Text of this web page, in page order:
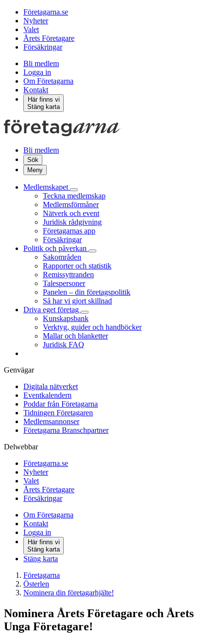
Företagarna.se
Nyheter
Valet
Årets Företagare
Försäkringar
Bli medlem
Logga in
Om Företagarna
Kontakt
Här finns vi
Stäng karta
Bli medlem
Sök
Meny
Medlemskapet
Teckna medlemskap
Medlemsförmåner
Nätverk och event
Juridisk rådgivning
Företagarnas app
Försäkringar
Politik och påverkan
Sakområden
Rapporter och statistik
Remissyttranden
Talespersoner
Panelen – din företagspolitik
Så har vi gjort skillnad
Driva eget företag
Kunskapsbank
Verktyg, guider och handböcker
Mallar och blanketter
Juridisk FAQ
Genvägar
Digitala nätverket
Eventkalendern
Poddar från Företagarna
Tidningen Företagaren
Medlemsannonser
Företagarna Branschpartner
Delwebbar
Företagarna.se
Nyheter
Valet
Årets Företagare
Försäkringar
Om Företagarna
Kontakt
Logga in
Här finns vi
Stäng karta
Stäng karta
Företagarna
Österlen
Nominera din företagarhjälte!
Nominera Årets Företagare och Årets
Unga Företagare!